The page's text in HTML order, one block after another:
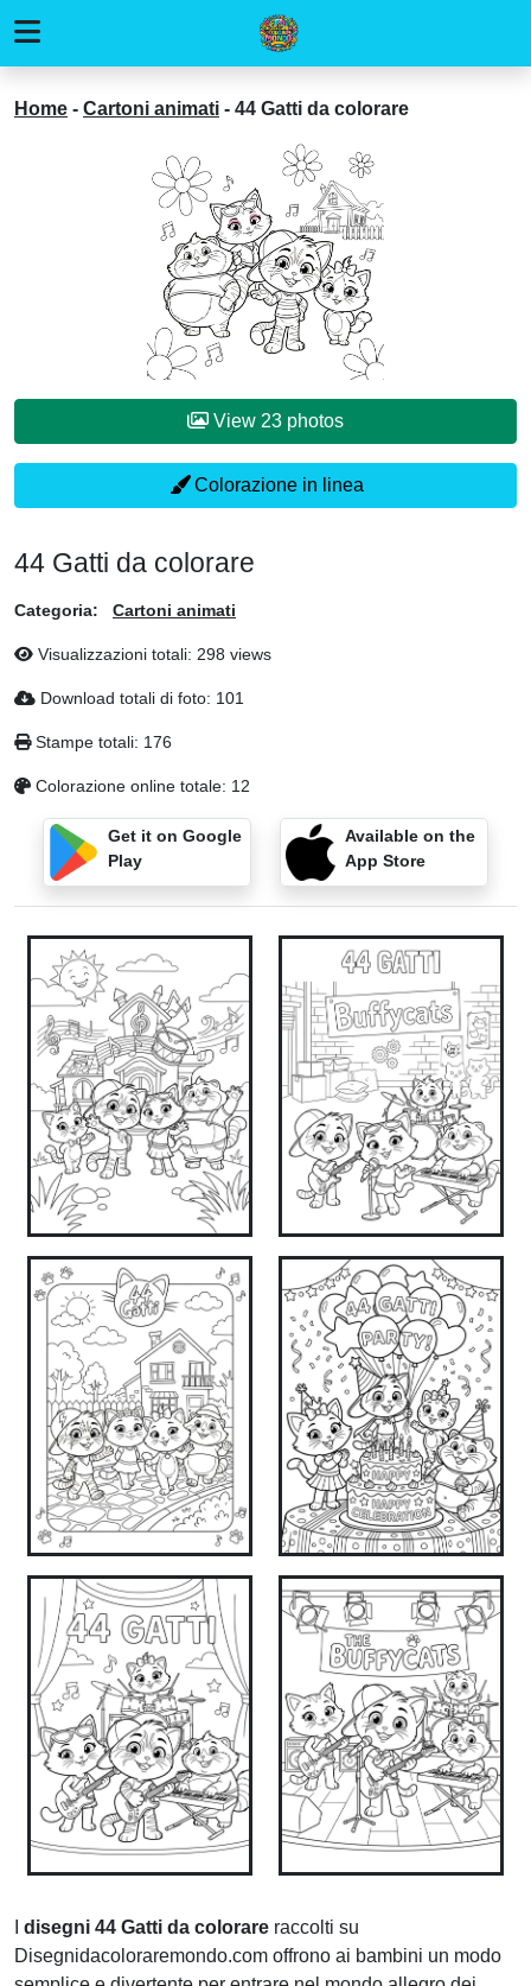
Home - Cartoni animati - 44 Gatti da colorare
View 23 photos
Colorazione in linea
44 Gatti da colorare
Categoria: Cartoni animati
Visualizzazioni totali: 298 views
Download totali di foto: 101
Stampe totali: 176
Colorazione online totale: 12
Get it on Google
Play
Available on the
App Store
disegni 44 Gatti da colorare raccolti su
Disegnidacoloraremondo.com offrono ai bambini un modo